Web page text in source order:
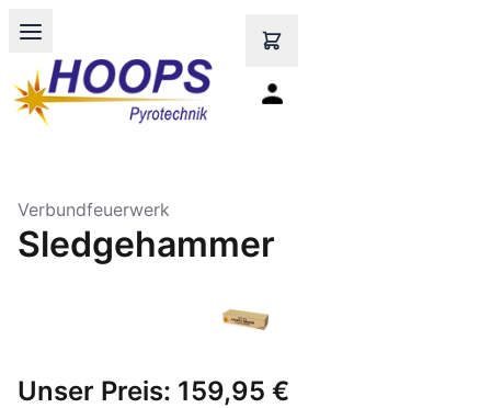
Open main menu
Verbundfeuerwerk
Sledgehammer
Unser Preis: 159,95 €